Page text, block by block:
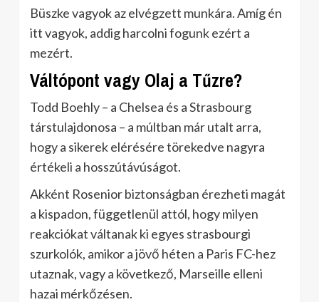
Büszke vagyok az elvégzett munkára. Amíg én
itt vagyok, addig harcolni fogunk ezért a
mezért.
Váltópont vagy Olaj a Tűzre?
Todd Boehly – a Chelsea és a Strasbourg
társtulajdonosa – a múltban már utalt arra,
hogy a sikerek elérésére törekedve nagyra
értékeli a hosszútávúságot.
Akként Rosenior biztonságban érezheti magát
a kispadon, függetlenül attól, hogy milyen
reakciókat váltanak ki egyes strasbourgi
szurkolók, amikor a jövő héten a Paris FC-hez
utaznak, vagy a következő, Marseille elleni
hazai mérkőzésen.